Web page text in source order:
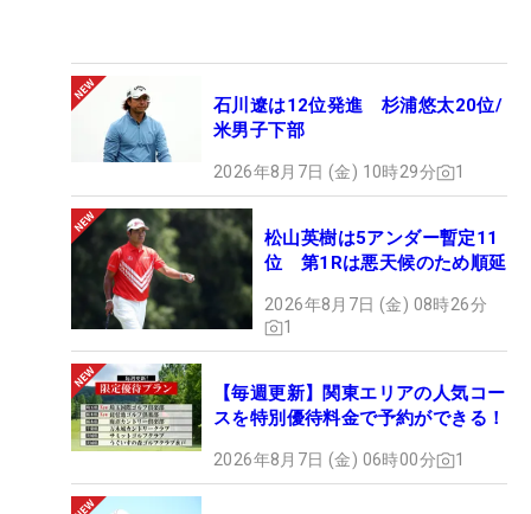
石川遼は12位発進 杉浦悠太20位/
米男子下部
2026年8月7日 (金) 10時29分 1
松山英樹は5アンダー暫定11
位 第1Rは悪天候のため順延
2026年8月7日 (金) 08時26分
1
【毎週更新】関東エリアの人気コー
スを特別優待料金で予約ができる！
2026年8月7日 (金) 06時00分 1